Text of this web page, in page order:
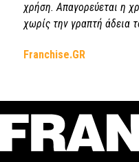
χρήση. Απαγορεύεται η
χωρίς την γραπτή άδεια
Franchise.GR